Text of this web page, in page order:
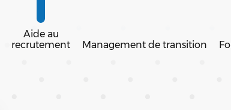
Aide au
recrutement
Management de transition